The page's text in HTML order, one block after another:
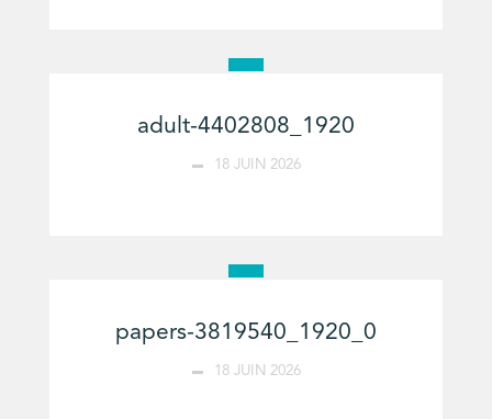
adult-4402808_1920
18 JUIN 2026
papers-3819540_1920_0
18 JUIN 2026